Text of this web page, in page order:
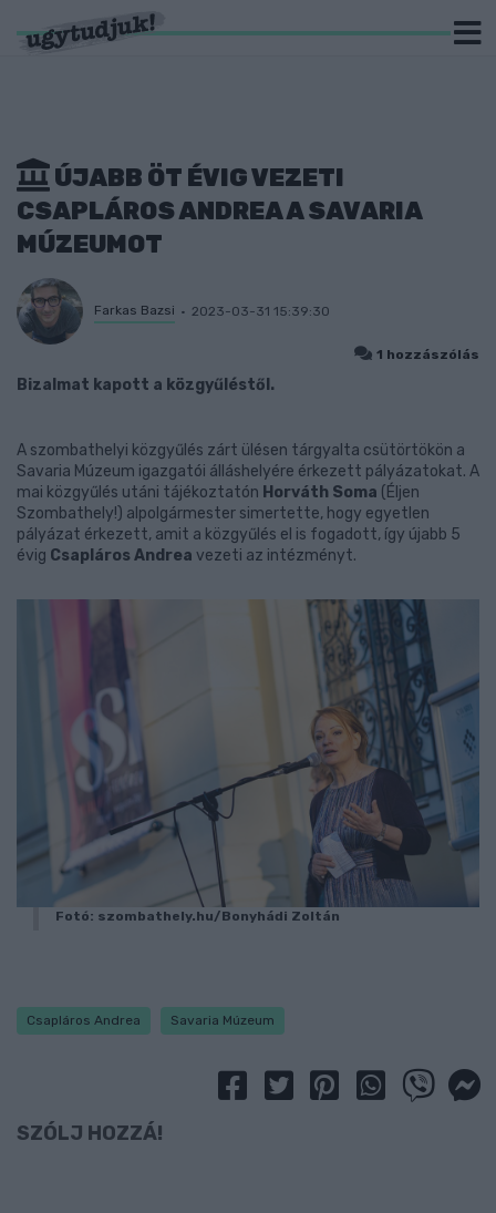
ÚJABB ÖT ÉVIG VEZETI
CSAPLÁROS ANDREA A SAVARIA
MÚZEUMOT
Farkas Bazsi 2023-03-31 15:39:30
1 hozzászólás
Bizalmat kapott a közgyűléstől.
A szombathelyi közgyűlés zárt ülésen tárgyalta csütörtökön a
Savaria Múzeum igazgatói álláshelyére érkezett pályázatokat. A
mai közgyűlés utáni tájékoztatón Horváth Soma (Éljen
Szombathely!) alpolgármester simertette, hogy egyetlen
pályázat érkezett, amit a közgyűlés el is fogadott, így újabb 5
évig Csapláros Andrea vezeti az intézményt.
Fotó: szombathely.hu/Bonyhádi Zoltán
Csapláros Andrea Savaria Múzeum
SZÓLJ HOZZÁ!